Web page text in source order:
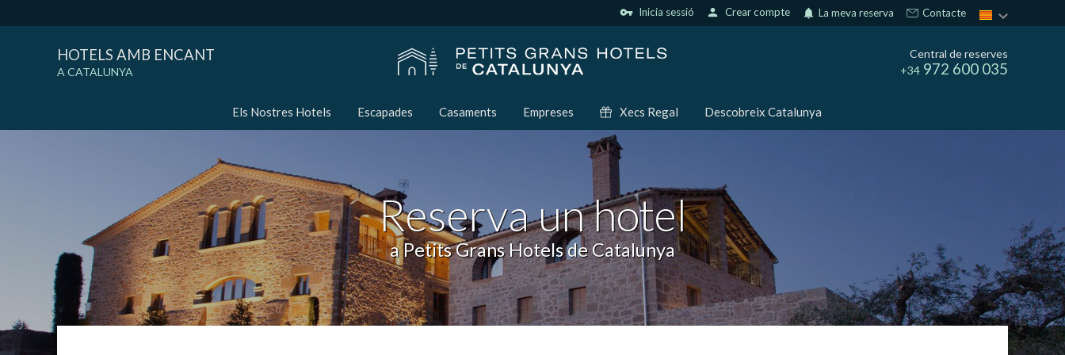
vpn_key Inicia sessió person Crear compte notifications La meva reserva Contacte
HOTELS AMB ENCANT
A CATALUNYA
Central de reserves
+34 972 600 035
Els Nostres Hotels Escapades Casaments Empreses Xecs Regal Descobreix Catalunya
Reserva un hotel
a Petits Grans Hotels de Catalunya
Modificar cookies
Tècniques i funcionals
Sempre activades